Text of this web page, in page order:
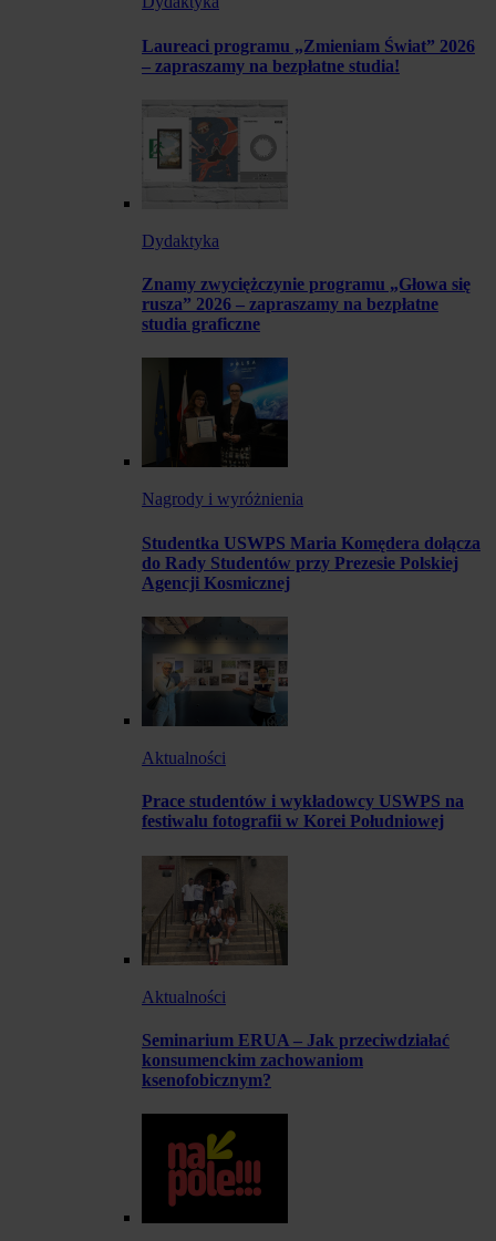
Laureaci programu „Zmieniam Świat” 2026
– zapraszamy na bezpłatne studia!
Dydaktyka
Znamy zwyciężczynie programu „Głowa się
rusza” 2026 – zapraszamy na bezpłatne
studia graficzne
Nagrody i wyróżnienia
Studentka USWPS Maria Komędera dołącza
do Rady Studentów przy Prezesie Polskiej
Agencji Kosmicznej
Aktualności
Prace studentów i wykładowcy USWPS na
festiwalu fotografii w Korei Południowej
Aktualności
Seminarium ERUA – Jak przeciwdziałać
konsumenckim zachowaniom
ksenofobicznym?